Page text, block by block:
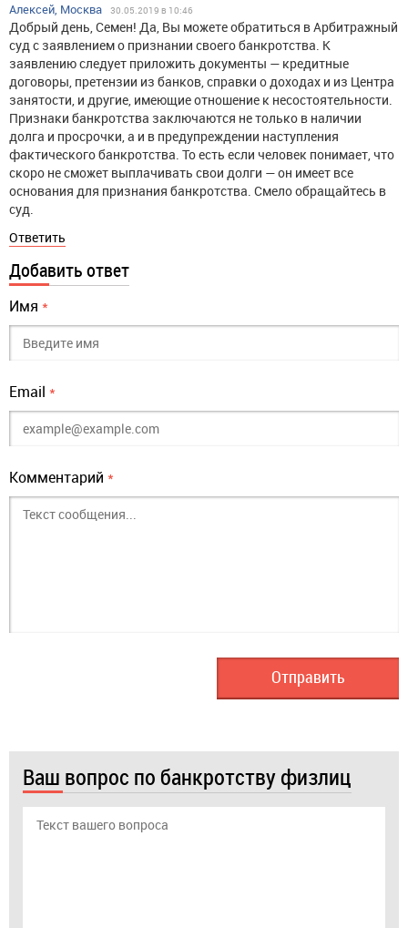
Алексей, Москва 30.05.2019 в 10:46
Добрый день, Семен! Да, Вы можете обратиться в Арбитражный
суд с заявлением о признании своего банкротства. К
заявлению следует приложить документы — кредитные
договоры, претензии из банков, справки о доходах и из Центра
занятости, и другие, имеющие отношение к несостоятельности.
Признаки банкротства заключаются не только в наличии
долга и просрочки, а и в предупреждении наступления
фактического банкротства. То есть если человек понимает, что
скоро не сможет выплачивать свои долги — он имеет все
основания для признания банкротства. Смело обращайтесь в
суд.
Ответить
Добавить ответ
Имя *
Email *
Комментарий *
Ваш вопрос по банкротству физлиц